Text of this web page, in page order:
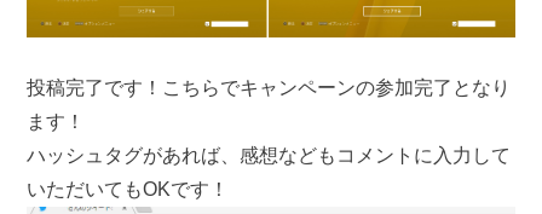
投稿完了です！こちらでキャンペーンの参加完了となり
ます！
ハッシュタグがあれば、感想などもコメントに入力して
いただいてもOKです！